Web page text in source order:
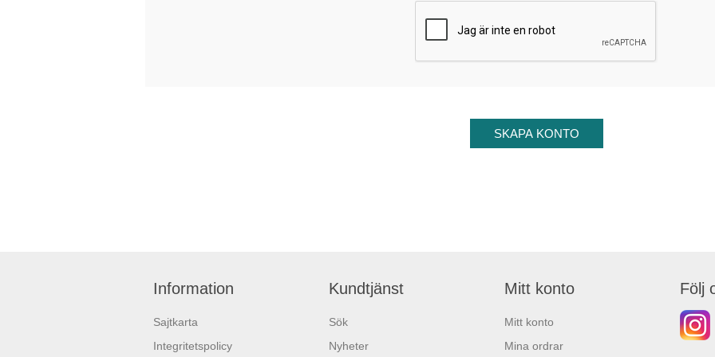
Information
Sajtkarta
Integritetspolicy
Kundtjänst
Sök
Nyheter
Mitt konto
Mitt konto
Mina ordrar
Följ